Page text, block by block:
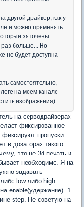
другой драйвер, как у
и можно применять
заточены
раз больше... Но
не будет доступна
самостоятельно,
на моем канале
изображения)...
на серводрайверах
фиксированное
фиксируют пропуски
в дозаторах такого
это не 3d печать и
необходимо. Я на
задавать
low либо high
enable(удержание). 1
step. Не советую на